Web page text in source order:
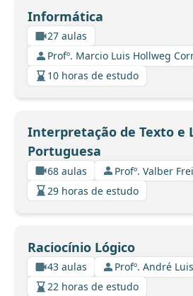
Informática
27 aulas
Profº. Marcio Luis Hollweg
10 horas de estudo
Interpretação de Texto e
Portuguesa
68 aulas
Profº. Valber
29 horas de estudo
Raciocínio Lógico
43 aulas
Profº. André
22 horas de estudo